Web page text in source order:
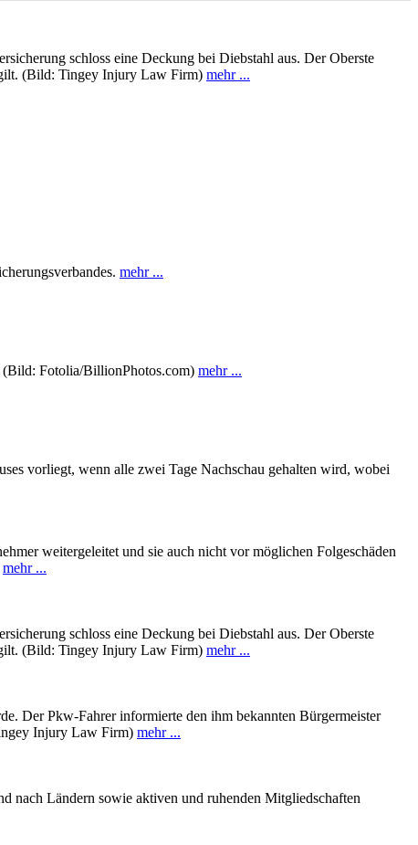
schloss eine Deckung bei Diebstahl aus. Der Oberste
(Bild: Tingey Injury Law Firm) mehr ...
mehr ...
(Bild: Fotolia/BillionPhotos.com) mehr ...
vorliegt, wenn alle zwei Tage Nachschau gehalten wird, wobei
weitergeleitet und sie auch nicht vor möglichen Folgeschäden
mehr ...
schloss eine Deckung bei Diebstahl aus. Der Oberste
(Bild: Tingey Injury Law Firm) mehr ...
Der Pkw-Fahrer informierte den ihm bekannten Bürgermeister
Injury Law Firm) mehr ...
nach Ländern sowie aktiven und ruhenden Mitgliedschaften